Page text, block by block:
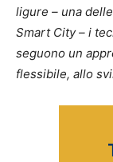
ligure – una
Smart City – i
seguono un
flessibile, allo